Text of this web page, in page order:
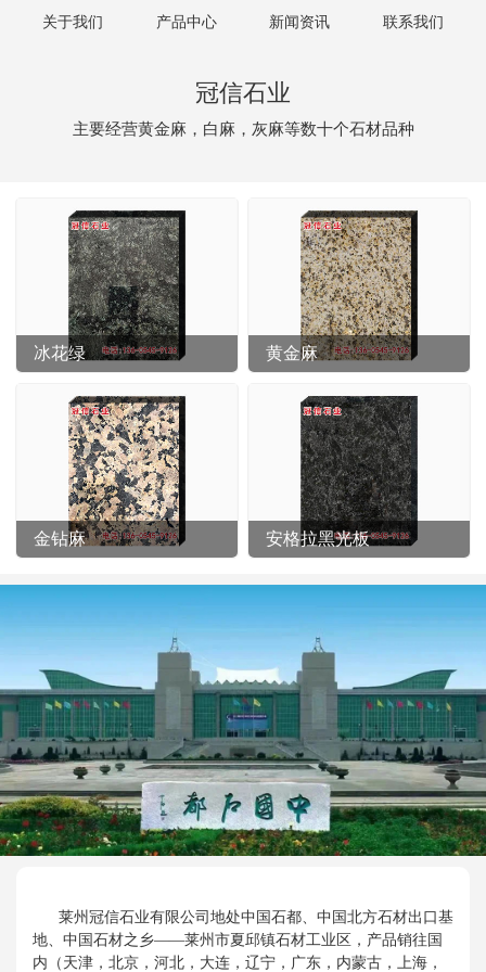
关于我们 产品中心 新闻资讯 联系我们
冠信石业
主要经营黄金麻，白麻，灰麻等数十个石材品种
冰花绿 黄金麻
金钻麻 安格拉黑光板
莱州冠信石业有限公司地处中国石都、中国北方石材出口基
地、中国石材之乡——莱州市夏邱镇石材工业区，产品销往国
内（天津，北京，河北，大连，辽宁，广东，内蒙古，上海，